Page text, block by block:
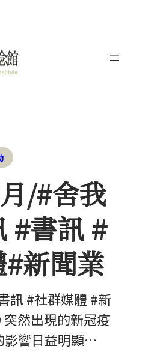
/#舍我
#書訊 #
新聞業
訊 #社群媒體 #新
突然出現的新冠疫
影響日益明顯…